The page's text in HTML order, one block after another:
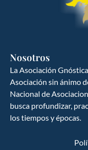
Nosotros
La Asociación
Asociación sin ánimo
Nacional de
busca profundizar,
los tiempos y épocas.